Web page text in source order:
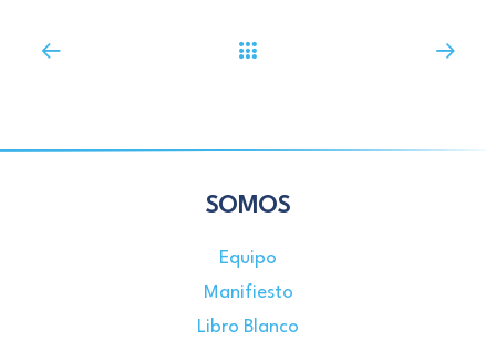
SOMOS
Equipo
Manifiesto
Libro Blanco